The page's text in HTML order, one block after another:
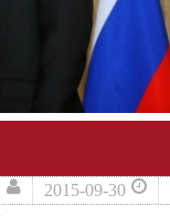
2015-09-30